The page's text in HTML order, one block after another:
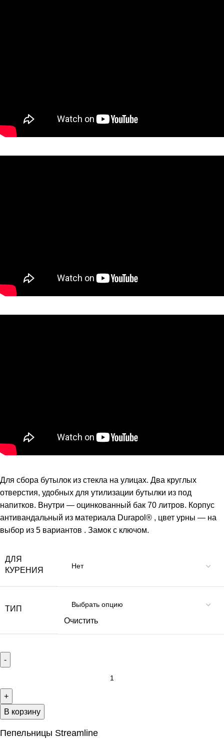
Для сбора бутылок из стекла на улицах. Два круглых
отверстия, удобных для утилизации бутылки из под
напитков. Внутри — оцинкованный бак 70 литров. Корпус
антивандальный из материала Durapol® , цвет урны — на
выбор из 5 вариантов . Замок с ключом.
ДЛЯ
КУРЕНИЯ
ТИП
Очистить
В корзину
Пепельницы Streamline